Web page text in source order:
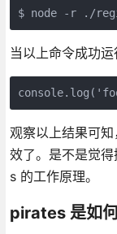
$ node -r ./
当以上命令成功运
观察以上结果可
效了。是不是觉
s 的工作原理。
pirates 是如